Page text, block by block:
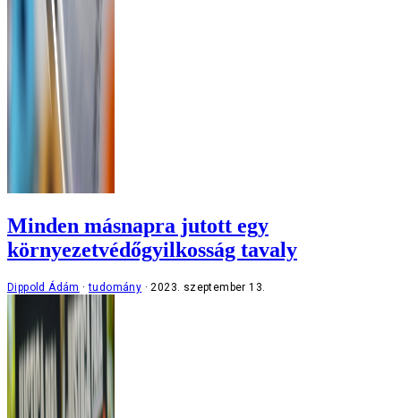
Minden másnapra jutott egy
környezetvédőgyilkosság tavaly
Dippold Ádám tudomány 2023. szeptember 13.